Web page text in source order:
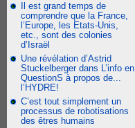
Il est grand temps de
comprendre que la France,
l’Europe, les Etats-Unis,
etc., sont des colonies
d’Israël
Une révélation d’Astrid
Stuckelberger dans L’info en
QuestionS à propos de...
l’HYDRE!
C’est tout simplement un
processus de robotisations
des êtres humains